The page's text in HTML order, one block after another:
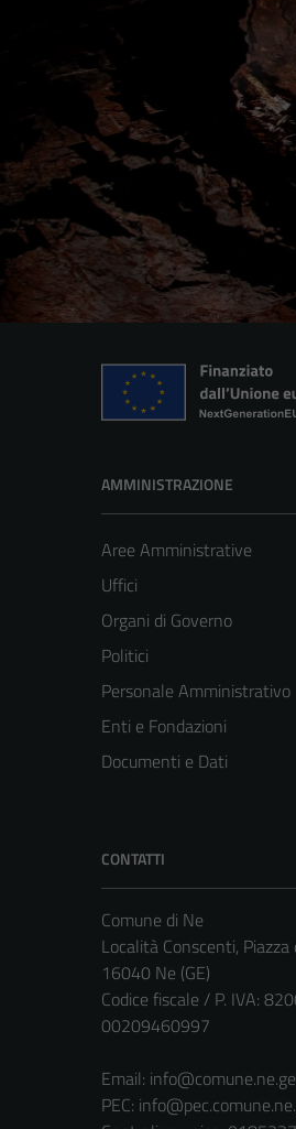
AMMINISTRAZIONE
Aree Amministrative
Uffici
Organi di Governo
Politici
Personale Amministrativo
Enti e Fondazioni
Documenti e Dati
CONTATTI
Comune di Ne
Località Conscenti,
16040 Ne (GE)
Codice fiscale / P. IVA:
00209460997
Email:
PEC: